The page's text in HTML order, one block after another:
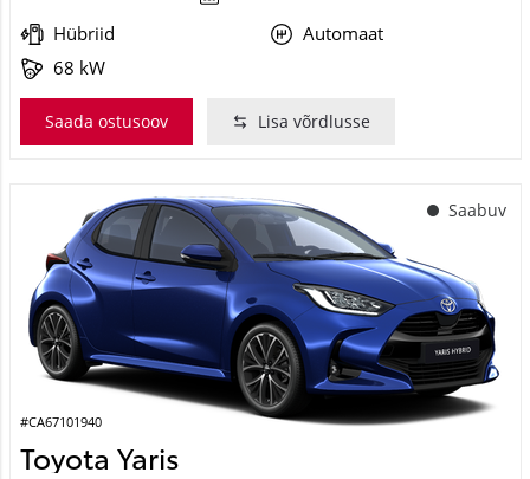
Hübriid
Automaat
68 kW
Saada ostusoov Lisa võrdlusse
Saabuv
#CA67101940
Toyota Yaris